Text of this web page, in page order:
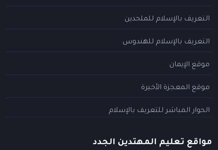
التعريف بالإسلام للملحدين
التعريف بالإسلام للهندوس
موقع الإيمان
موقع المعجزة الأخيرة
الحوار المباشر للتعريف بالإسلام
مواقع تعليم المهتدين الجدد